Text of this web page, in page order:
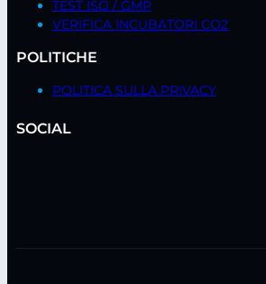
TEST ISO / GMP
VERIFICA INCUBATORI CO2
POLITICHE
POLITICA SULLA PRIVACY
SOCIAL